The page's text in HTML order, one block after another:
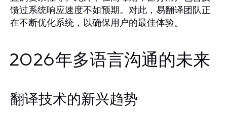
馈过系统响应速度不如预期。对此，易翻译团队正
在不断优化系统，以确保用户的最佳体验。
2026年多语言沟通的未来
翻译技术的新兴趋势